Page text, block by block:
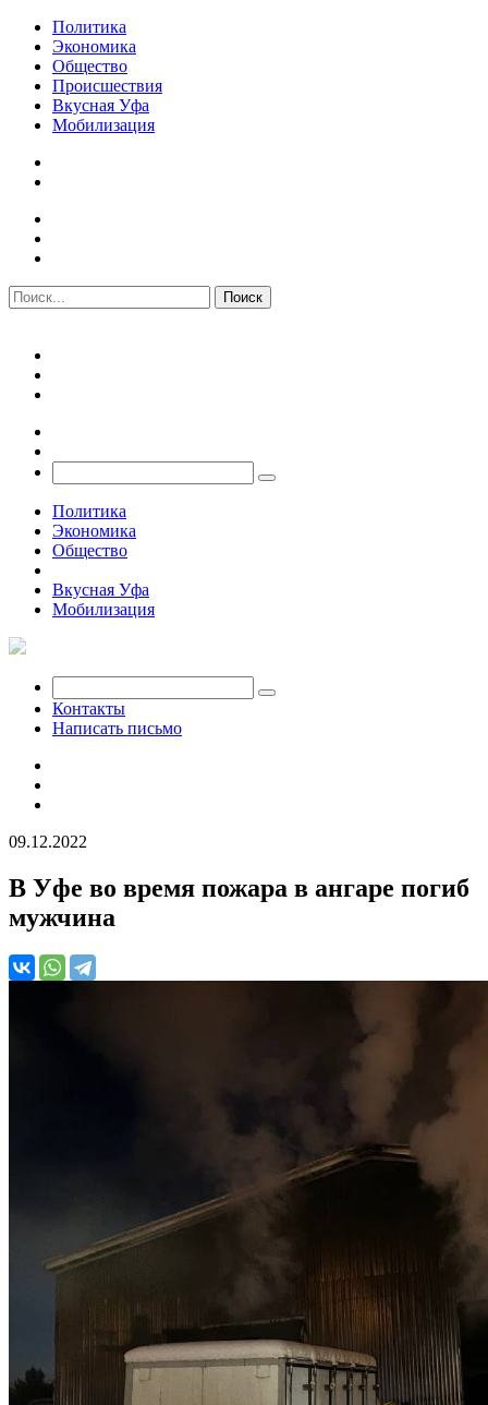
Политика
Экономика
Общество
Происшествия
Вкусная Уфа
Мобилизация
Политика
Экономика
Общество
Вкусная Уфа
Мобилизация
Контакты
Написать письмо
09.12.2022
В Уфе во время пожара в ангаре погиб
мужчина